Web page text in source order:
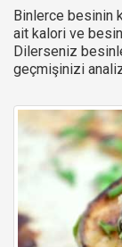
Binlerce besinin
ait kalori ve
Dilerseniz
geçmişinizi